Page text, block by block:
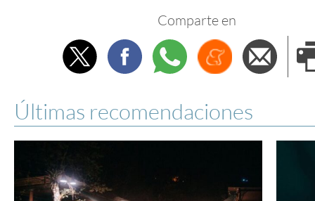
Comparte en
TwitterFacebookWhatsappMenéame
Últimas recomendaciones